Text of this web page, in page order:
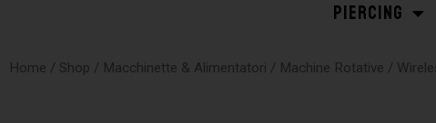
PIERCING
Home / Shop / Macchinette & Alimentatori / Machine Rotative /